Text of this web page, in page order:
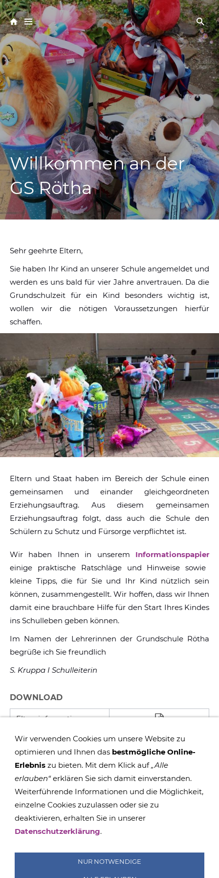
Willkommen an der
GS Rötha
Sehr geehrte Eltern,
Sie haben Ihr Kind an unserer Schule angemeldet und
werden es uns bald für vier Jahre anvertrauen. Da die
Grundschulzeit für ein Kind besonders wichtig ist,
wollen wir die nötigen Voraussetzungen hierfür
schaffen.
Eltern und Staat haben im Bereich der Schule einen
gemeinsamen und einander gleichgeordneten
Erziehungsauftrag. Aus diesem gemeinsamen
Erziehungsauftrag folgt, dass auch die Schule den
Schülern zu Schutz und Fürsorge verpflichtet ist.
Wir haben Ihnen in unserem Informationspapier
einige praktische Ratschläge und Hinweise sowie
kleine Tipps, die für Sie und Ihr Kind nützlich sein
können, zusammengestellt. Wir hoffen, dass wir Ihnen
damit eine brauchbare Hilfe für den Start Ihres Kindes
ins Schulleben geben können.
Im Namen der Lehrerinnen der Grundschule Rötha
begrüße ich Sie freundlich
S. Kruppa I Schulleiterin
DOWNLOAD
Elterninformation
IMPRESSUM COOKIES
SUCHEN
FAQ
Wir verwenden Cookies um unsere Website zu
optimieren und Ihnen das bestmögliche Online-
Erlebnis zu bieten. Mit dem Klick auf„Alle
erlauben“erklären Sie sich damit einverstanden.
Weiterführende Informationen und die Möglichkeit,
einzelne Cookies zuzulassen oder sie zu
deaktivieren, erhalten Sie in unserer
Datenschutzerklärung.
NUR NOTWENDIGE